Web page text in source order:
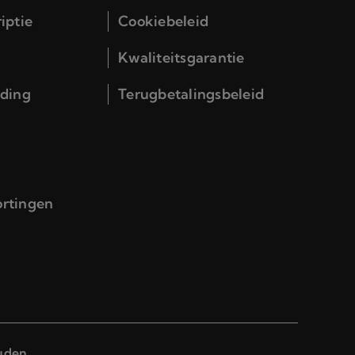
Cookiebeleid
Kwaliteitsgarantie
Terugbetalingsbeleid